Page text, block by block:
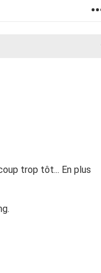
trop tôt... En plus